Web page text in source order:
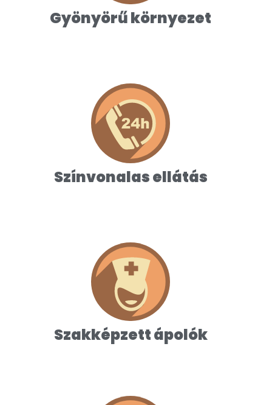
Gyönyörű környezet
Színvonalas ellátás
Színvonalas ellátás
Minőségi szolgáltatások, igényesen
felszerelt szobák biztosítják a kényelmet.
Szakképzett ápolók
Szakképzett ápolók
Hozzáértő, empatikus személyzet teszi
kellemesebbé és komfortossá az idősek
életét.